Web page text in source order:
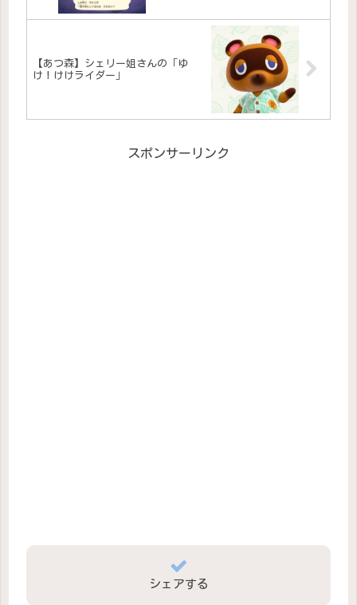
【あつ森】シェリー姐さんの「ゆ
け！けけライダー」
スポンサーリンク
シェアする